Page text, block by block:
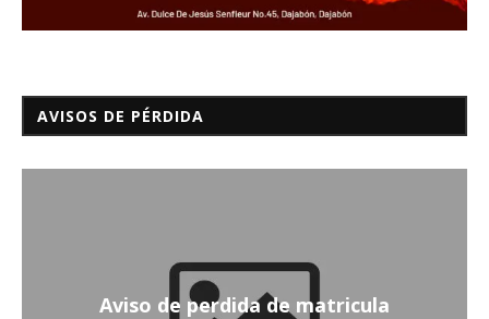
AVISOS DE PÉRDIDA
Aviso de perdida de matricula